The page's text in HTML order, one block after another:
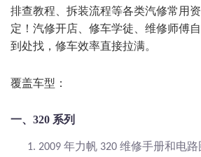
排查教程、拆装流程等各类汽修常用
定！汽修开店、修车学徒、维修师傅
到处找，修车效率直接拉满。
覆盖车型：
一、 320 系列
1. 2009 年力帆 320 维修手册和电路